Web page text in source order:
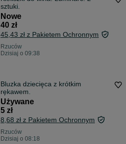
sztuki.
Nowe
40 zł
45,43 zł z Pakietem Ochronnym
Rzuców
Dzisiaj o 09:38
Bluzka dziecięca z krótkim
rękawem.
Używane
5 zł
8,68 zł z Pakietem Ochronnym
Rzuców
Dzisiaj o 08:18